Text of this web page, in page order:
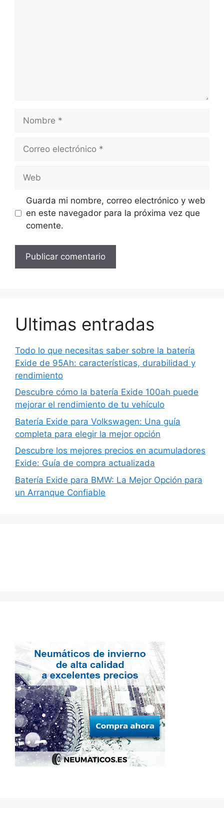
Nombre
Correo
Web
Guarda mi nombre, correo electrónico y web
en este navegador para la próxima vez que
comente.
Ultimas entradas
Todo lo que necesitas saber sobre la batería
Exide de 95Ah: características, durabilidad y
rendimiento
Descubre cómo la batería Exide 100ah puede
mejorar el rendimiento de tu vehículo
Batería Exide para Volkswagen: Una guía
completa para elegir la mejor opción
Descubre los mejores precios en acumuladores
Exide: Guía de compra actualizada
Batería Exide para BMW: La Mejor Opción para
un Arranque Confiable